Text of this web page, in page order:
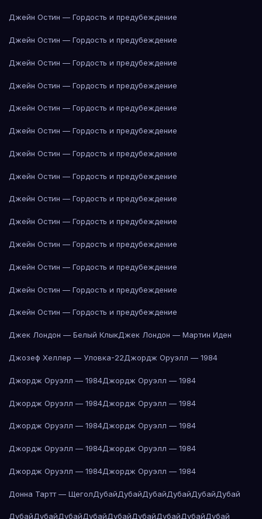
Джейн Остин — Гордость и предубеждение
Джейн Остин — Гордость и предубеждение
Джейн Остин — Гордость и предубеждение
Джейн Остин — Гордость и предубеждение
Джейн Остин — Гордость и предубеждение
Джейн Остин — Гордость и предубеждение
Джейн Остин — Гордость и предубеждение
Джейн Остин — Гордость и предубеждение
Джейн Остин — Гордость и предубеждение
Джейн Остин — Гордость и предубеждение
Джейн Остин — Гордость и предубеждение
Джейн Остин — Гордость и предубеждение
Джейн Остин — Гордость и предубеждение
Джейн Остин — Гордость и предубеждение
Джек Лондон — Белый КлыкДжек Лондон — Мартин Иден
Джозеф Хеллер — Уловка-22Джордж Оруэлл — 1984
Джордж Оруэлл — 1984Джордж Оруэлл — 1984
Джордж Оруэлл — 1984Джордж Оруэлл — 1984
Джордж Оруэлл — 1984Джордж Оруэлл — 1984
Джордж Оруэлл — 1984Джордж Оруэлл — 1984
Джордж Оруэлл — 1984Джордж Оруэлл — 1984
Донна Тартт — ЩеголДубайДубайДубайДубайДубайДубай
ДубайДубайДубайДубайДубайДубайДубайДубайДубай